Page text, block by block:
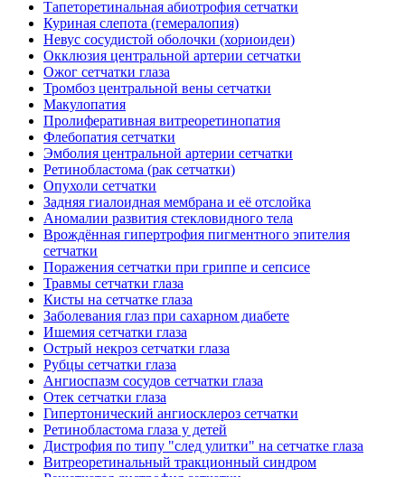
Тапеторетинальная абиотрофия сетчатки
Куриная слепота (гемералопия)
Невус сосудистой оболочки (хориоидеи)
Окклюзия центральной артерии сетчатки
Ожог сетчатки глаза
Тромбоз центральной вены сетчатки
Макулопатия
Пролиферативная витреоретинопатия
Флебопатия сетчатки
Эмболия центральной артерии сетчатки
Ретинобластома (рак сетчатки)
Опухоли сетчатки
Задняя гиалоидная мембрана и её отслойка
Аномалии развития стекловидного тела
Врождённая гипертрофия пигментного эпителия
сетчатки
Поражения сетчатки при гриппе и сепсисе
Травмы сетчатки глаза
Кисты на сетчатке глаза
Заболевания глаз при сахарном диабете
Ишемия сетчатки глаза
Острый некроз сетчатки глаза
Рубцы сетчатки глаза
Ангиоспазм сосудов сетчатки глаза
Отек сетчатки глаза
Гипертонический ангиосклероз сетчатки
Ретинобластома глаза у детей
Дистрофия по типу "след улитки" на сетчатке глаза
Витреоретинальный тракционный синдром